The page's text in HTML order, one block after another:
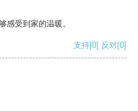
感受到家的温暖。
支持[0] 反对[0]